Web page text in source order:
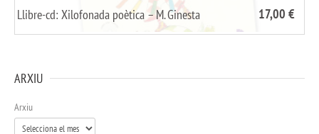
Llibre-cd: Xilofonada poètica – M. Ginesta 17,00 €
share it
ARXIU
Arxiu